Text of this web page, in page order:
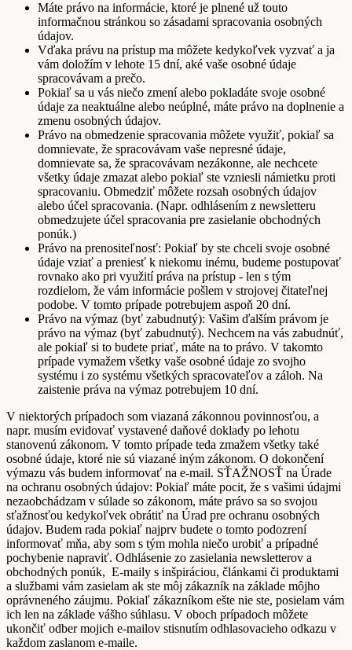
Máte právo na informácie, ktoré je plnené už touto
informačnou stránkou so zásadami spracovania osobných
údajov.
Vďaka právu na prístup ma môžete kedykoľvek vyzvať a ja
vám doložím v lehote 15 dní, aké vaše osobné údaje
spracovávam a prečo.
Pokiaľ sa u vás niečo zmení alebo pokladáte svoje osobné
údaje za neaktuálne alebo neúplné, máte právo na doplnenie a
zmenu osobných údajov.
Právo na obmedzenie spracovania môžete využiť, pokiaľ sa
domnievate, že spracovávam vaše nepresné údaje,
domnievate sa, že spracovávam nezákonne, ale nechcete
všetky údaje zmazat alebo pokiaľ ste vzniesli námietku proti
spracovaniu. Obmedziť môžete rozsah osobných údajov
alebo účel spracovania. (Napr. odhlásením z newsletteru
obmedzujete účel spracovania pre zasielanie obchodných
ponúk.)
Právo na prenositeľnosť: Pokiaľ by ste chceli svoje osobné
údaje vziať a preniesť k niekomu inému, budeme postupovať
rovnako ako pri využití práva na prístup - len s tým
rozdielom, že vám informácie pošlem v strojovej čitateľnej
podobe. V tomto prípade potrebujem aspoň 20 dní.
Právo na výmaz (byť zabudnutý): Vašim ďalším právom je
právo na výmaz (byť zabudnutý). Nechcem na vás zabudnúť,
ale pokiaľ si to budete priať, máte na to právo. V takomto
prípade vymažem všetky vaše osobné údaje zo svojho
systému i zo systému všetkých spracovateľov a záloh. Na
zaistenie práva na výmaz potrebujem 10 dní.
V niektorých prípadoch som viazaná zákonnou povinnosťou, a
napr. musím evidovať vystavené daňové doklady po lehotu
stanovenú zákonom. V tomto prípade teda zmažem všetky také
osobné údaje, ktoré nie sú viazané iným zákonom. O dokončení
výmazu vás budem informovať na e-mail. SŤAŽNOSŤ na Úrade
na ochranu osobných údajov: Pokiaľ máte pocit, že s vašimi údajmi
nezaobchádzam v súlade so zákonom, máte právo sa so svojou
sťažnosťou kedykoľvek obrátiť na Úrad pre ochranu osobných
údajov. Budem rada pokiaľ najprv budete o tomto podozrení
informovať mňa, aby som s tým mohla niečo urobiť a prípadné
pochybenie napraviť. Odhlásenie zo zasielania newsletterov a
obchodných ponúk, E-maily s inšpiráciou, článkami či produktami
a službami vám zasielam ak ste môj zákazník na základe môjho
oprávneného záujmu. Pokiaľ zákazníkom ešte nie ste, posielam vám
ich len na základe vášho súhlasu. V oboch prípadoch môžete
ukončiť odber mojich e-mailov stisnutím odhlasovacieho odkazu v
každom zaslanom e-maile.